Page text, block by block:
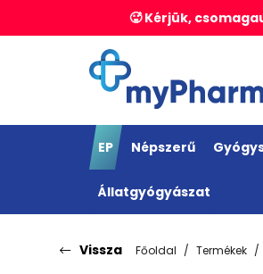
🥵 Kérjük,
EP Népszerű
Állatgyógyászat
Vissza Főoldal Termékek